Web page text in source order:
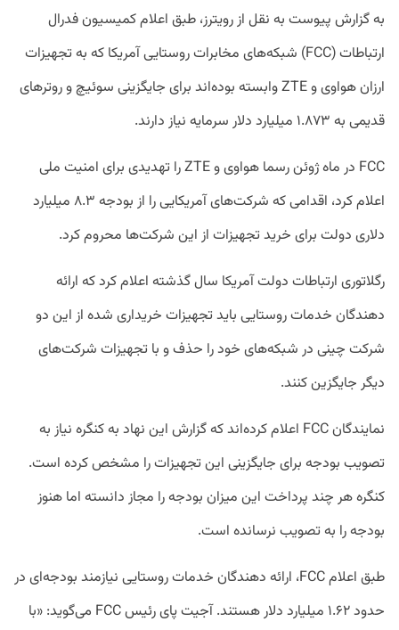
به گزارش پیوست به نقل از رویترز، طبق اعلام کمیسیون فدرال
ارتباطات (FCC) شبکه‌های مخابرات روستایی آمریکا که به تجهیزات
ارزان هواوی و ZTE وابسته بوده‌اند برای جایگزینی سوئیچ و روتر‌های
قدیمی به ۱.۸۷۳ میلیارد دلار سرمایه نیاز دارند.
FCC در ماه ژوئن رسما هواوی و ZTE را تهدیدی برای امنیت ملی
اعلام کرد، اقدامی که شرکت‌های آمریکایی را از بودجه ۸.۳ میلیارد
دلاری دولت برای خرید تجهیزات از این شرکت‌ها محروم کرد.
رگلاتوری ارتباطات دولت آمریکا سال گذشته اعلام کرد که ارائه
دهندگان خدمات روستایی باید تجهیزات خریداری شده از این دو
شرکت چینی در شبکه‌های خود را حذف و با تجهیزات شرکت‌های
دیگر جایگزین کنند.
نمایندگان FCC اعلام کرده‌اند که گزارش این نهاد به کنگره نیاز به
تصویب بودجه برای جایگزینی این تجهیزات را مشخص کرده است.
کنگره هر چند پرداخت این میزان بودجه را مجاز دانسته اما هنوز
بودجه را به تصویب نرسانده است.
طبق اعلام FCC، ارائه دهندگان خدمات روستایی نیازمند بودجه‌ای در
حدود ۱.۶۲ میلیارد دلار هستند. آجیت پای رئیس FCC می‌گوید: «با